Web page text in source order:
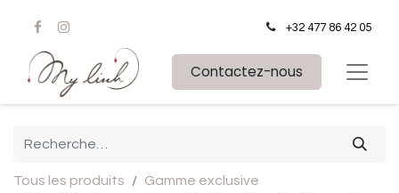
+32 477 86 42 05
Contactez-nous
Tous les produits
Gamme exclusive